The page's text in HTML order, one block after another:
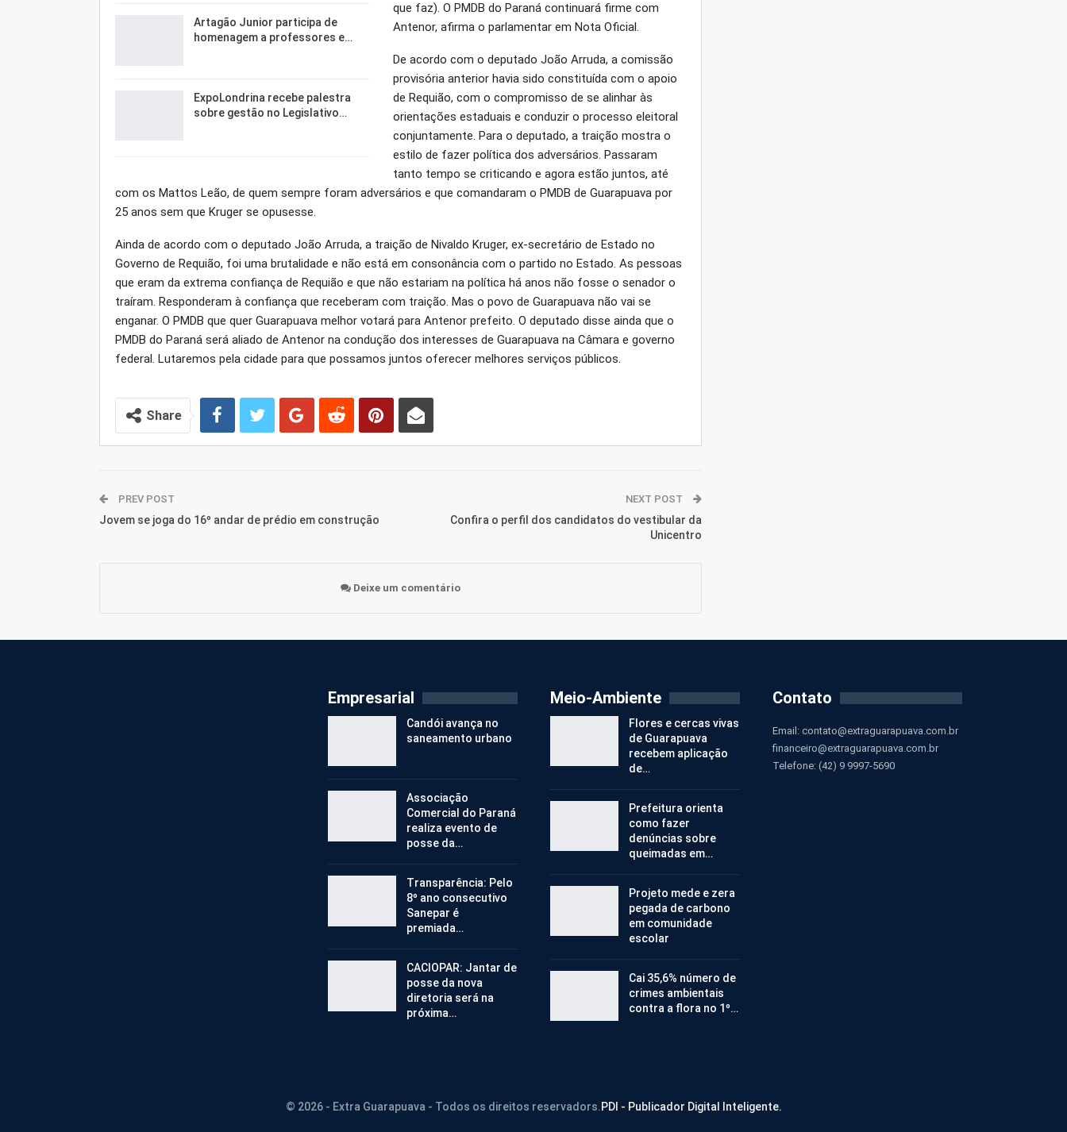
Artagão Junior participa de
homenagem a professores e…
ExpoLondrina recebe palestra
sobre gestão no Legislativo…
que faz). O PMDB do Paraná continuará firme com
Antenor, afirma o parlamentar em Nota Oficial.
De acordo com o deputado João Arruda, a comissão
provisória anterior havia sido constituída com o apoio
de Requião, com o compromisso de se alinhar às
orientações estaduais e conduzir o processo eleitoral
conjuntamente. Para o deputado, a traição mostra o
estilo de fazer política dos adversários. Passaram
tanto tempo se criticando e agora estão juntos, até
com os Mattos Leão, de quem sempre foram adversários e que comandaram o PMDB de Guarapuava por
25 anos sem que Kruger se opusesse.
Ainda de acordo com o deputado João Arruda, a traição de Nivaldo Kruger, ex-secretário de Estado no
Governo de Requião, foi uma brutalidade e não está em consonância com o partido no Estado. As pessoas
que eram da extrema confiança de Requião e que não estariam na política há anos não fosse o senador o
traíram. Responderam à confiança que receberam com traição. Mas o povo de Guarapuava não vai se
enganar. O PMDB que quer Guarapuava melhor votará para Antenor prefeito. O deputado disse ainda que o
PMDB do Paraná será aliado de Antenor na condução dos interesses de Guarapuava na Câmara e governo
federal. Lutaremos pela cidade para que possamos juntos oferecer melhores serviços públicos.
Share
PREV POST
Jovem se joga do 16º andar de prédio em construção
NEXT POST
Confira o perfil dos candidatos do vestibular da
Unicentro
Deixe um comentário
Empresarial
Candói avança no
saneamento urbano
Associação
Comercial do Paraná
realiza evento de
posse da…
Transparência: Pelo
8º ano consecutivo
Sanepar é
premiada…
CACIOPAR: Jantar de
posse da nova
diretoria será na
próxima…
Meio-Ambiente
Flores e cercas vivas
de Guarapuava
recebem aplicação
de…
Prefeitura orienta
como fazer
denúncias sobre
queimadas em…
Projeto mede e zera
pegada de carbono
em comunidade
escolar
Cai 35,6% número de
crimes ambientais
contra a flora no 1º…
Contato
Email: contato@extraguarapuava.com.br
financeiro@extraguarapuava.com.br
Telefone: (42) 9 9997-5690
© 2026 - Extra Guarapuava - Todos os direitos reservadors.PDI - Publicador Digital Inteligente.